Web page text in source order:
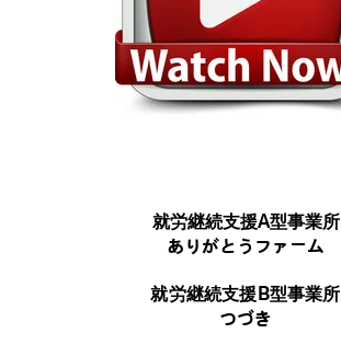
就労継続支援A型事業所
ありがとうファーム
就労継続支援B型事業所
つづき